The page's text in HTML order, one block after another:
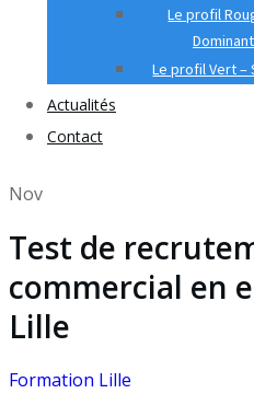
Le profil
Dominant
Le profil Vert –
Actualités
Contact
Nov
Test de
commercial en
Lille
Formation Lille